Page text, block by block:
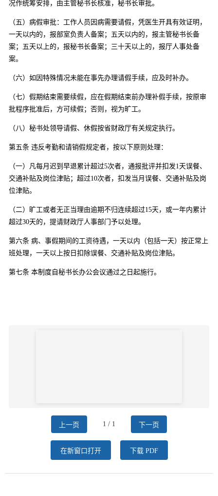
况作统筹安排，由主管秘书长核准，秘书长审批。
（五）病假审批：工作人员因病需要请假，凭医生开具有效证明，
一天以内的，报部室负责人备案；五天以内的，报主管秘书长备
案；五天以上的，报秘书长备案；三十天以上的，报厅人事处备
案。
（六）如因特殊情况未能在事先办理请假手续，应及时补办。
（七）假期结束需要续假，应在假期结束前办理补假手续，按原审
批程序批准后，方可续假；否则，视为旷工。
（八）秘书处领导请假、休假按省财政厅有关规定执行。
第五条 违反考勤和请销假规定者，按以下原则处理：
（一）凡每月迟到早退累计超过5次者，通报批评并扣发1天误餐、
交通补贴及岗位津贴；超过10次者，扣发当月误餐、交通补贴及岗
位津贴。
（二）旷工或者无正当理由逾期不归连续超过15天，或一年内累计
超过30天的，提请财政厅人事部门予以处理。
第六条 病、事假期间的工资待遇，一天以内（包括一天）按正常上
班处理，一天以上按日扣除误餐、交通补贴及岗位津贴。
第七条 本制度自秘书长办公会议通过之日起施行。
上一页 1 / 1 下一页
在新窗口打开 下载 PDF